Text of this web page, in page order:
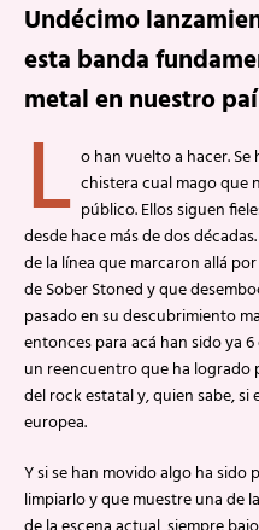
Undécimo
esta banda
metal en nuestro
L o han vuelto a hacer.
chistera cual mago que
público. Ellos siguen
desde hace más de dos
de la línea que marcaron allá
de Sober Stoned y que
pasado en su descubrimiento
entonces para acá han sido ya
un reencuentro que ha logrado
del rock estatal y, quien sabe,
europea.
Y si se han movido algo ha
limpiarlo y que muestre una de